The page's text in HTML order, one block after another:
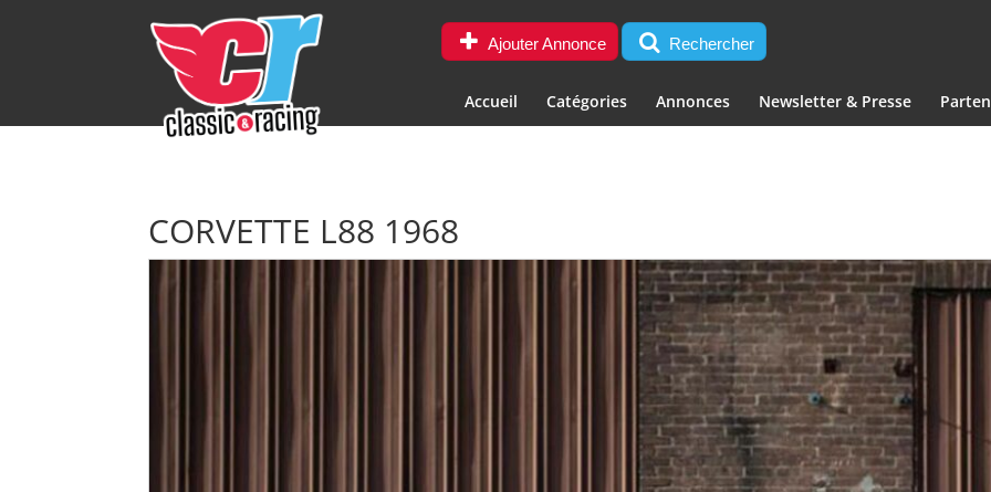
Ajouter Annonce Rechercher
Accueil Catégories Annonces Newsletter & Presse
CORVETTE L88 1968